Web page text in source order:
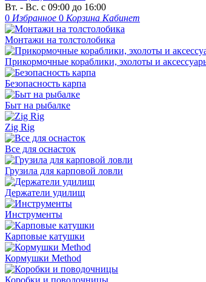
Вт. - Вс. с 09:00 до 16:00
0 Избранное 0 Корзина Кабинет
Монтажи на толстолобика
Прикормочные кораблики, эхолоты и
Безопасность карпа
Быт на рыбалке
Zig Rig
Все для оснасток
Грузила для карповой ловли
Держатели удилищ
Инструменты
Карповые катушки
Кормушки Method
Коробки и поводочницы